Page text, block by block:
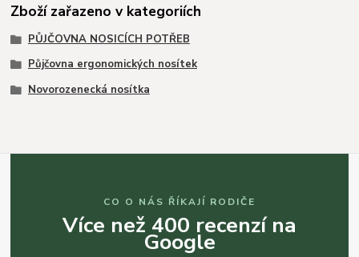
Zboží zařazeno v kategoriích
PŮJČOVNA NOSICÍCH POTŘEB
Půjčovna ergonomických nosítek
Novorozenecká nosítka
CO O NÁS ŘÍKAJÍ RODIČE
Více než 400 recenzí na
Google